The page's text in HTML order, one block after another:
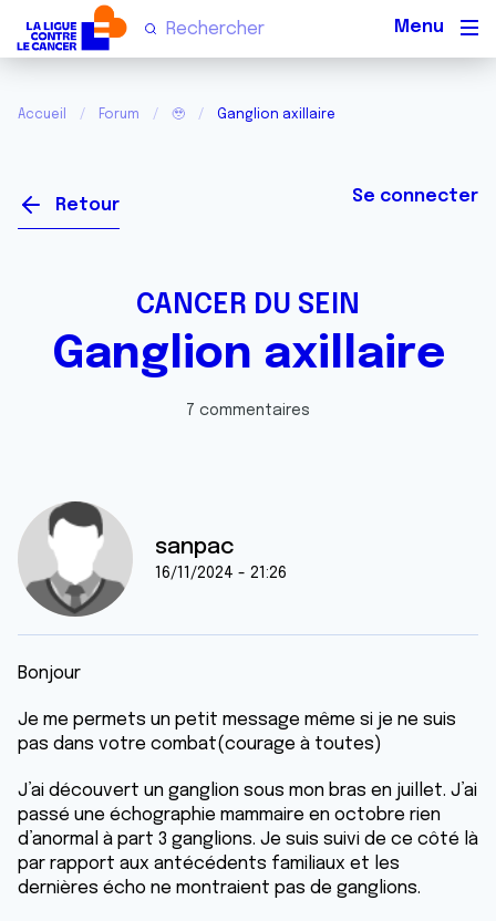
Accueil Forum 🥹 Ganglion axillaire
Retour Se connecter
CANCER DU SEIN
Ganglion axillaire
7 commentaires
sanpac
16/11/2024 - 21:26
Bonjour
Je me permets un petit message même si je ne suis
pas dans votre combat(courage à toutes)
J’ai découvert un ganglion sous mon bras en juillet. J’ai
passé une échographie mammaire en octobre rien
d’anormal à part 3 ganglions. Je suis suivi de ce côté là
par rapport aux antécédents familiaux et les
dernières écho ne montraient pas de ganglions.